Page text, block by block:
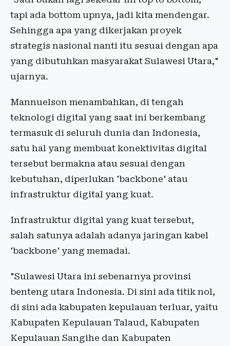
tapi ada bottom upnya, jadi kita mendengar.
Sehingga apa yang dikerjakan proyek
strategis nasional nanti itu sesuai dengan apa
yang dibutuhkan masyarakat Sulawesi Utara,"
ujarnya.
Mannuelson menambahkan, di tengah
teknologi digital yang saat ini berkembang
termasuk di seluruh dunia dan Indonesia,
satu hal yang membuat konektivitas digital
tersebut bermakna atau sesuai dengan
kebutuhan, diperlukan 'backbone' atau
infrastruktur digital yang kuat.
Infrastruktur digital yang kuat tersebut,
salah satunya adalah adanya jaringan kabel
'backbone' yang memadai.
"Sulawesi Utara ini sebenarnya provinsi
benteng utara Indonesia. Di sini ada titik nol,
di sini ada kabupaten kepulauan terluar, yaitu
Kabupaten Kepulauan Talaud, Kabupaten
Kepulauan Sangihe dan Kabupaten